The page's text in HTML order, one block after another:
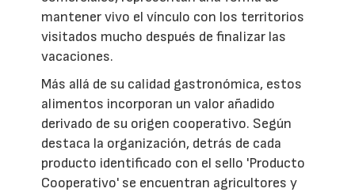
mantener vivo el vínculo con los territorios
visitados mucho después de finalizar las
vacaciones.
Más allá de su calidad gastronómica, estos
alimentos incorporan un valor añadido
derivado de su origen cooperativo. Según
destaca la organización, detrás de cada
producto identificado con el sello 'Producto
Cooperativo' se encuentran agricultores y